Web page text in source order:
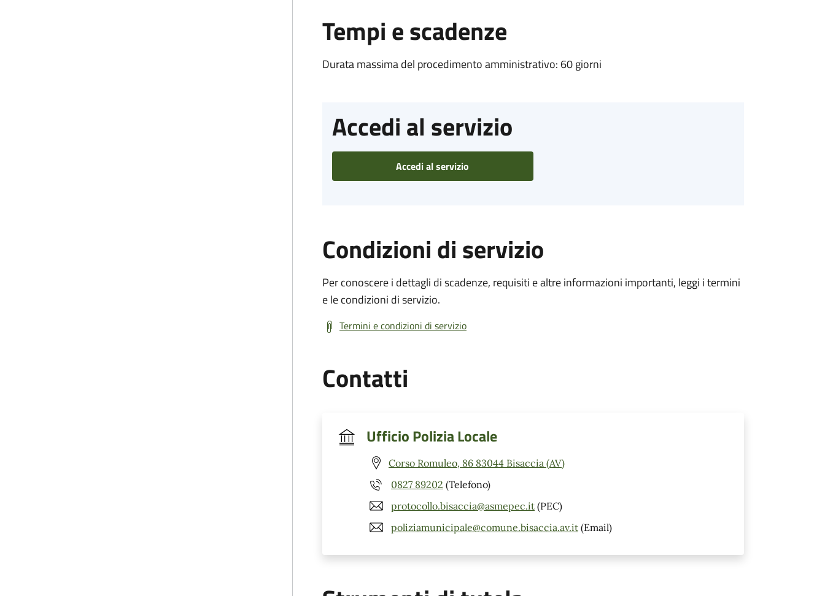
Tempi e scadenze
Durata massima del procedimento amministrativo: 60 giorni
Accedi al servizio
Accedi al servizio
Condizioni di servizio
Per conoscere i dettagli di scadenze, requisiti e altre informazioni importanti, leggi i termini
e le condizioni di servizio.
Termini e condizioni di servizio
Contatti
Ufficio Polizia Locale
Corso Romuleo, 86 83044 Bisaccia (AV)
0827 89202 (Telefono)
protocollo.bisaccia@asmepec.it (PEC)
poliziamunicipale@comune.bisaccia.av.it (Email)